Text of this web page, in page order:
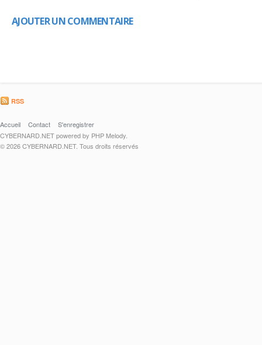
AJOUTER UN COMMENTAIRE
RSS
Accueil Contact
S'enregistrer
CYBERNARD.NET powered by PHP Melody.
© 2026 CYBERNARD.NET. Tous droits réservés